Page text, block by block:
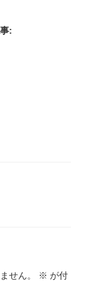
:
せん。 ※ が付